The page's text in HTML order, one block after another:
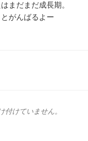
まだまだ成長期。
がんばるよー
付けていません。